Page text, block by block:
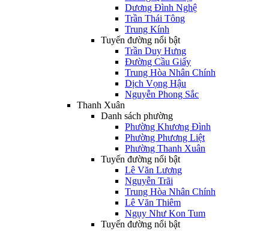
Dương Đình Nghệ
Trần Thái Tông
Trung Kính
Tuyến đường nổi bật
Trần Duy Hưng
Đường Cầu Giấy
Trung Hòa Nhân Chính
Dịch Vọng Hậu
Nguyễn Phong Sắc
Thanh Xuân
Danh sách phường
Phường Khương Đình
Phường Phương Liệt
Phường Thanh Xuân
Tuyến đường nổi bật
Lê Văn Lương
Nguyễn Trãi
Trung Hòa Nhân Chính
Lê Văn Thiêm
Ngụy Như Kon Tum
Tuyến đường nổi bật